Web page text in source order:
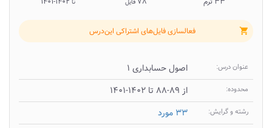
shopping_cart فعالسازی فایل‌های اشتراکی این‌درس
عنوان درس: اصول حسابداری ۱
محدوده: از ۸۹-۸۸ تا ۱۴۰۲-۱۴۰۱
رشته و گرایش: ۳۳ مورد